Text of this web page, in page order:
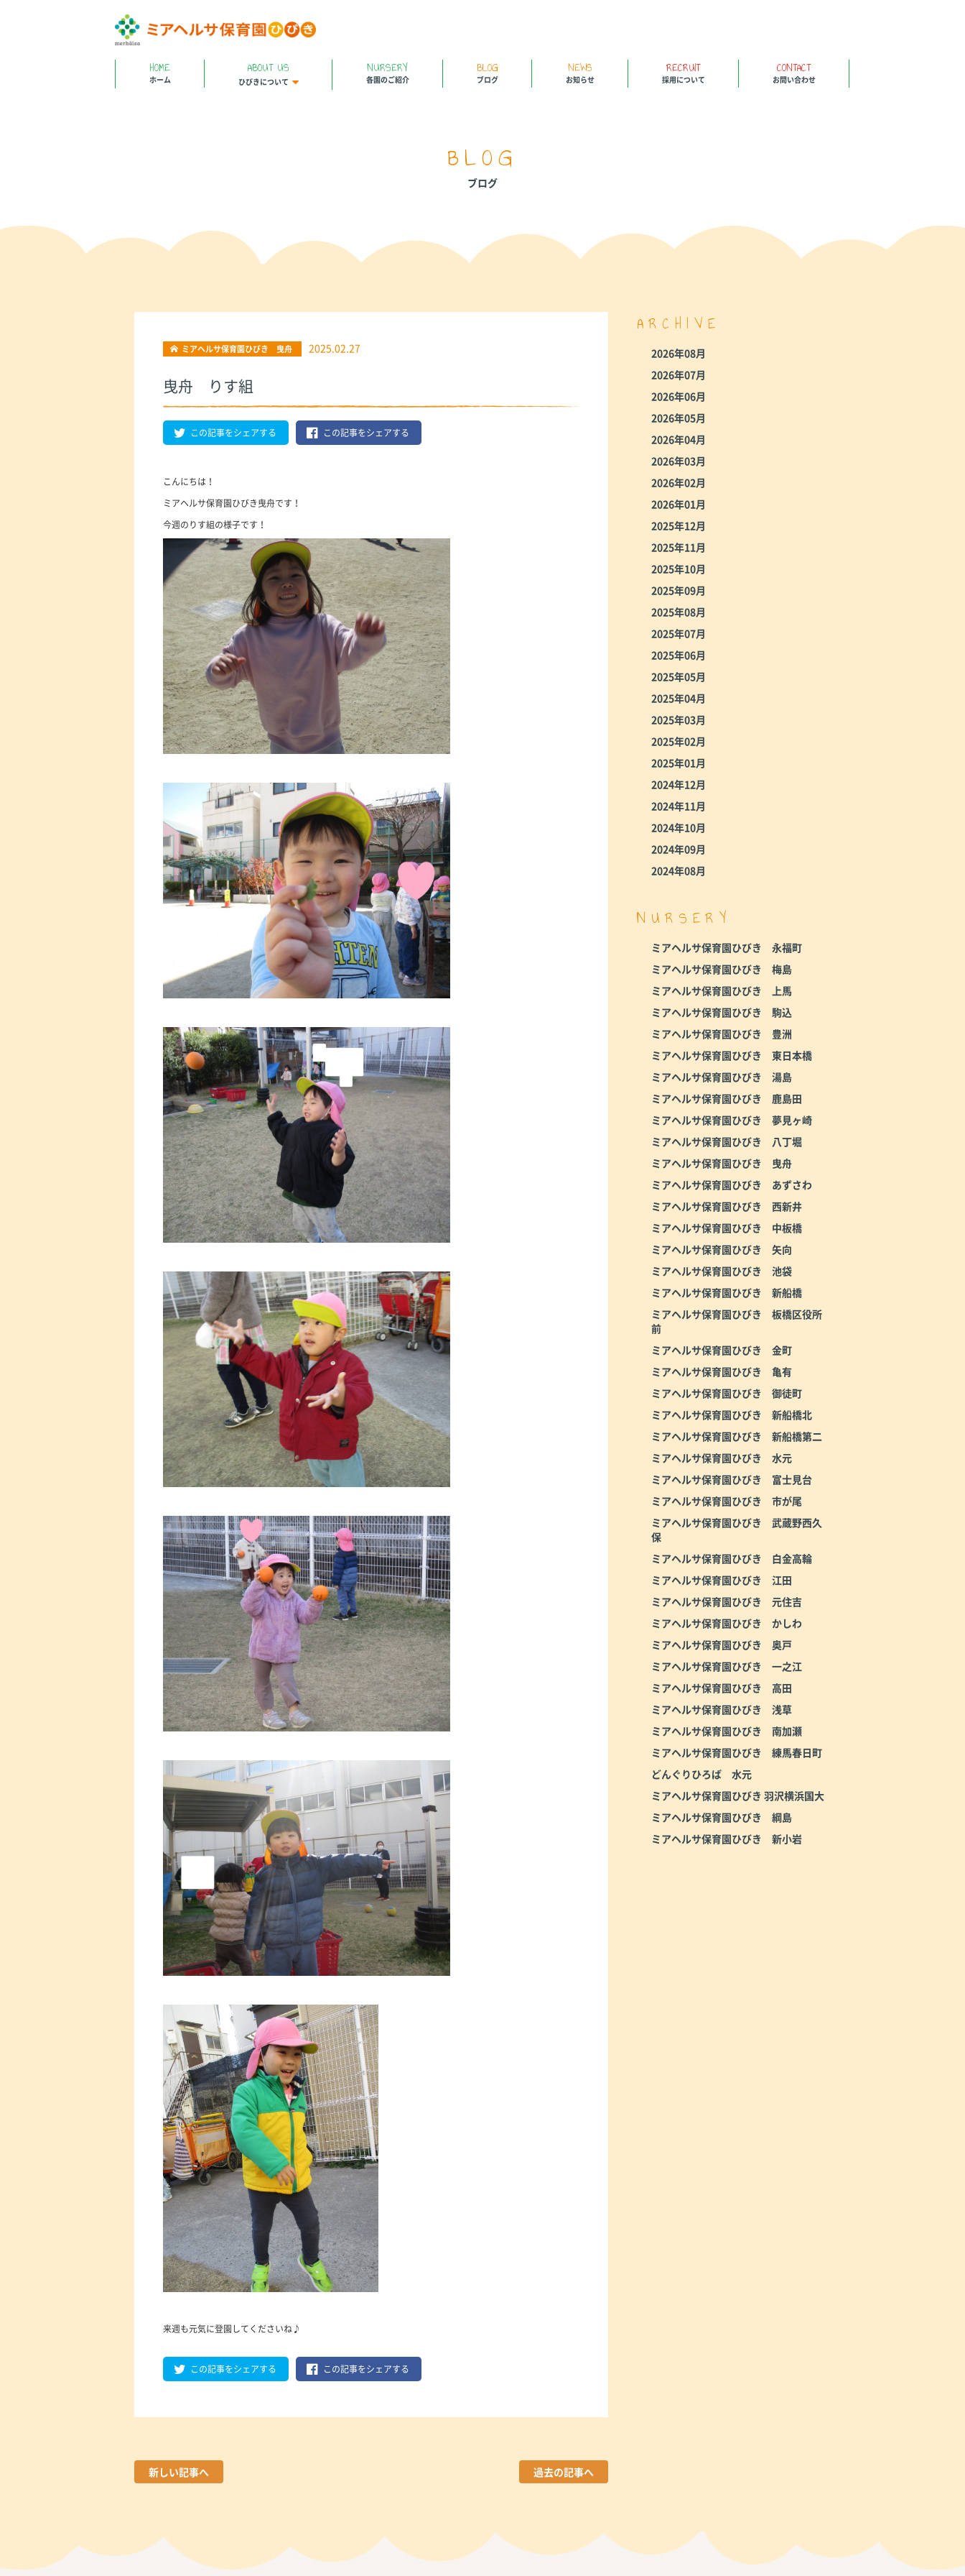
HOME
ホーム
ABOUT US
ひびきについて
NURSERY
各園のご紹介
BLOG
ブログ
NEWS
お知らせ
RECRUIT
採用について
CONTACT
お問い合わせ
BLOG
ブログ
ミアヘルサ保育園ひびき 曳舟 2025.02.27
曳舟 りす組
この記事をシェアする この記事をシェアする
こんにちは！
ミアヘルサ保育園ひびき曳舟です！
今週のりす組の様子です！
来週も元気に登園してくださいね♪
この記事をシェアする この記事をシェアする
新しい記事へ 過去の記事へ
ARCHIVE
2026年08月
2026年07月
2026年06月
2026年05月
2026年04月
2026年03月
2026年02月
2026年01月
2025年12月
2025年11月
2025年10月
2025年09月
2025年08月
2025年07月
2025年06月
2025年05月
2025年04月
2025年03月
2025年02月
2025年01月
2024年12月
2024年11月
2024年10月
2024年09月
2024年08月
NURSERY
ミアヘルサ保育園ひびき 永福町
ミアヘルサ保育園ひびき 梅島
ミアヘルサ保育園ひびき 上馬
ミアヘルサ保育園ひびき 駒込
ミアヘルサ保育園ひびき 豊洲
ミアヘルサ保育園ひびき 東日本橋
ミアヘルサ保育園ひびき 湯島
ミアヘルサ保育園ひびき 鹿島田
ミアヘルサ保育園ひびき 夢見ヶ崎
ミアヘルサ保育園ひびき 八丁堀
ミアヘルサ保育園ひびき 曳舟
ミアヘルサ保育園ひびき あずさわ
ミアヘルサ保育園ひびき 西新井
ミアヘルサ保育園ひびき 中板橋
ミアヘルサ保育園ひびき 矢向
ミアヘルサ保育園ひびき 池袋
ミアヘルサ保育園ひびき 新船橋
ミアヘルサ保育園ひびき 板橋区役所
前
ミアヘルサ保育園ひびき 金町
ミアヘルサ保育園ひびき 亀有
ミアヘルサ保育園ひびき 御徒町
ミアヘルサ保育園ひびき 新船橋北
ミアヘルサ保育園ひびき 新船橋第二
ミアヘルサ保育園ひびき 水元
ミアヘルサ保育園ひびき 富士見台
ミアヘルサ保育園ひびき 市が尾
ミアヘルサ保育園ひびき 武蔵野西久
保
ミアヘルサ保育園ひびき 白金高輪
ミアヘルサ保育園ひびき 江田
ミアヘルサ保育園ひびき 元住吉
ミアヘルサ保育園ひびき かしわ
ミアヘルサ保育園ひびき 奥戸
ミアヘルサ保育園ひびき 一之江
ミアヘルサ保育園ひびき 高田
ミアヘルサ保育園ひびき 浅草
ミアヘルサ保育園ひびき 南加瀬
ミアヘルサ保育園ひびき 練馬春日町
どんぐりひろば 水元
ミアヘルサ保育園ひびき 羽沢横浜国大
ミアヘルサ保育園ひびき 綱島
ミアヘルサ保育園ひびき 新小岩